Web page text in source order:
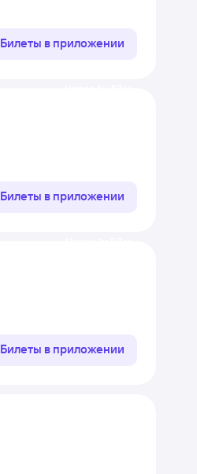
Билеты в приложении
Билеты в приложении
Билеты в приложении